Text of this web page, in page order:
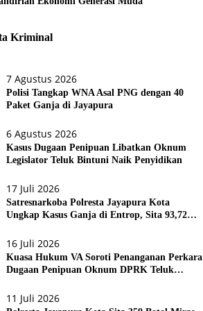
Kriminal
7 Agustus 2026
Polisi Tangkap WNA Asal PNG dengan 40
Paket Ganja di Jayapura
6 Agustus 2026
Kasus Dugaan Penipuan Libatkan Oknum
Legislator Teluk Bintuni Naik Penyidikan
17 Juli 2026
Satresnarkoba Polresta Jayapura Kota
Ungkap Kasus Ganja di Entrop, Sita 93,72
16 Juli 2026
Kuasa Hukum VA Soroti Penanganan Perkara
Dugaan Penipuan Oknum DPRK Teluk
11 Juli 2026